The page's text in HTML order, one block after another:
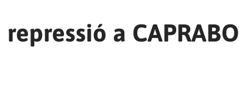
a CAPRABO